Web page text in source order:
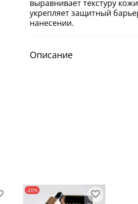
выравнивает текстуру
укрепляет защитный
нанесении.
Описание
-20%